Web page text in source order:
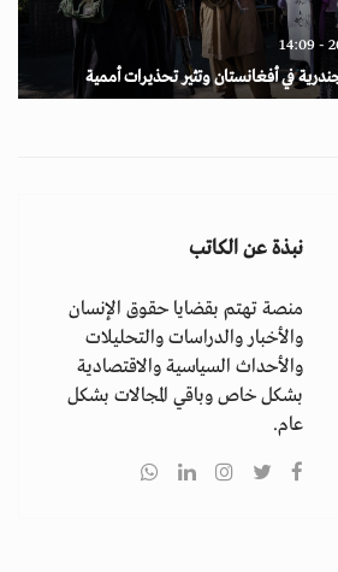
في أفغانستان وتثير تحذيرات أممية
نبذة عن الكاتب
منصة تهتم بقضايا حقوق الإنسان
والأخبار والدراسات والتحليلات
والأحداث السياسية والاقتصادية
بشكل خاص وباقي المجالات بشكل
عام.